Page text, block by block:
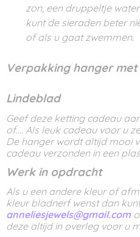
zon, een druppeltje
kunt de sieraden beter
of als u gaat zwemmen.
Verpakkinghanger met
Lindeblad
Geef deze ketting cadeau
of.... Als leuk cadeau voor u
De hanger wordt altijd mooi
cadeau verzonden in een
Werk in opdracht
Als u een andere kleur of
kleur bladnerf wenst dan
anneliesjewels@gmail.com
deze altijd in overleg voor u